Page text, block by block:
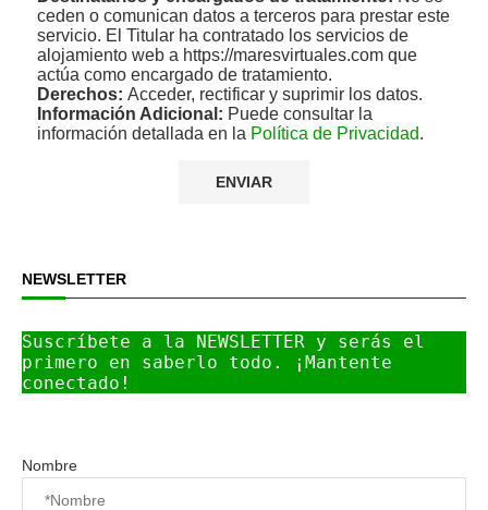
ceden o comunican datos a terceros para prestar este
servicio. El Titular ha contratado los servicios de
alojamiento web a https://maresvirtuales.com que
actúa como encargado de tratamiento.
Derechos: Acceder, rectificar y suprimir los datos.
Información Adicional: Puede consultar la
información detallada en la Política de Privacidad.
NEWSLETTER
Suscríbete a la NEWSLETTER y serás el
primero en saberlo todo. ¡Mantente
conectado!
Nombre